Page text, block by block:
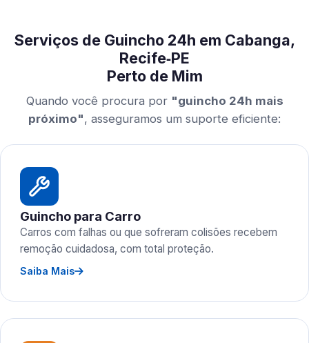
Serviços de Guincho 24h em Cabanga,
Recife‑PE
Perto de Mim
Quando você procura por "guincho 24h mais
próximo", asseguramos um suporte eficiente:
Guincho para Carro
Carros com falhas ou que sofreram colisões recebem
remoção cuidadosa, com total proteção.
Saiba Mais